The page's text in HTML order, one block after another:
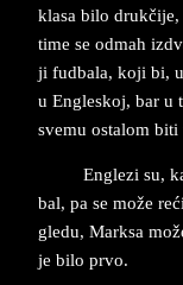
kla­sa bilo
time se od­mah
ji fud­ba­la, koji bi,
u En­gle­skoj, bar u
sve­mu osta­lom biti
En­gle­zi su,
bal, pa se može
gle­du, Mar­ksa
je bilo prvo.